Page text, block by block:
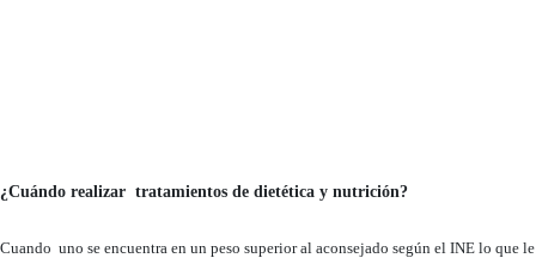
¿Cuándo realizar tratamientos de dietética y nutrición?
Cuando uno se encuentra en un peso superior al aconsejado según el INE lo que le